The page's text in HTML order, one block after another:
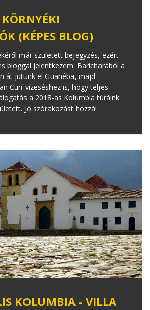
(KÉPES BLOG)
már született bejegyzés, ezért
bloggal jelentkezem. Baricharából a
át jutunk el Guanéba, majd
Curí-vízeséshez is, hogy teljes
a 2018-as Kolumbia túráink
Jó szórakozást hozzá!
KOLUMBIA - VILLA